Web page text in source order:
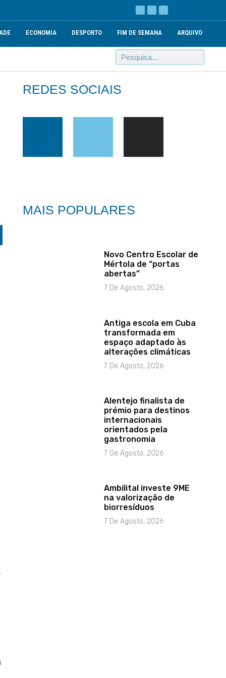
ECONOMIA DESPORTO FIM DE SEMANA ARQUIVO
REDES SOCIAIS
MAIS POPULARES
Novo Centro Escolar de
Mértola de “portas
abertas”
7 De Agosto, 2026
Antiga escola em Cuba
transformada em
espaço adaptado às
alterações climáticas
7 De Agosto, 2026
Alentejo finalista de
prémio para destinos
internacionais
orientados pela
gastronomia
7 De Agosto, 2026
Ambilital investe 9ME
na valorização de
biorresíduos
7 De Agosto, 2026